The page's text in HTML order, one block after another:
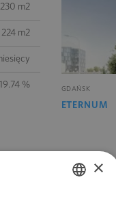
230 m2
224 m2
19.74 % GDAŃSK
ETERNUM
×